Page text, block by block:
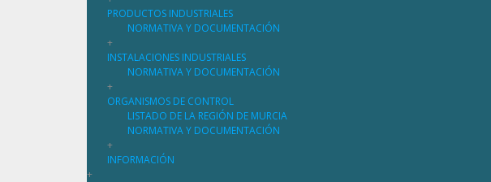
PRODUCTOS INDUSTRIALES
NORMATIVA Y DOCUMENTACIÓN
+
INSTALACIONES INDUSTRIALES
NORMATIVA Y DOCUMENTACIÓN
+
ORGANISMOS DE CONTROL
LISTADO DE LA REGIÓN DE MURCIA
NORMATIVA Y DOCUMENTACIÓN
+
INFORMACIÓN
+